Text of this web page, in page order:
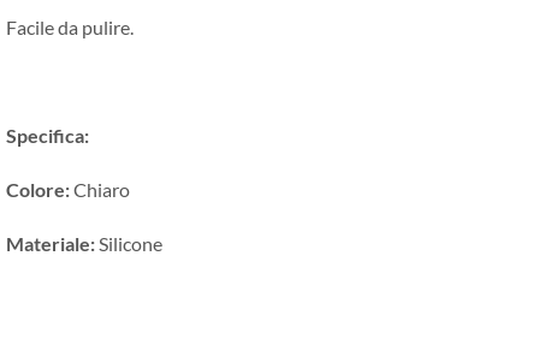
Facile da pulire.
Specifica:
Colore:Chiaro
Materiale:Silicone